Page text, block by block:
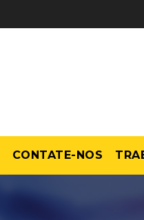
CONTATE-NOS